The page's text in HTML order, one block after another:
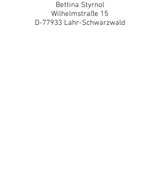
Bettina Styrnol
Wilhelmstraße 15
D-77933 Lahr-Schwarzwald